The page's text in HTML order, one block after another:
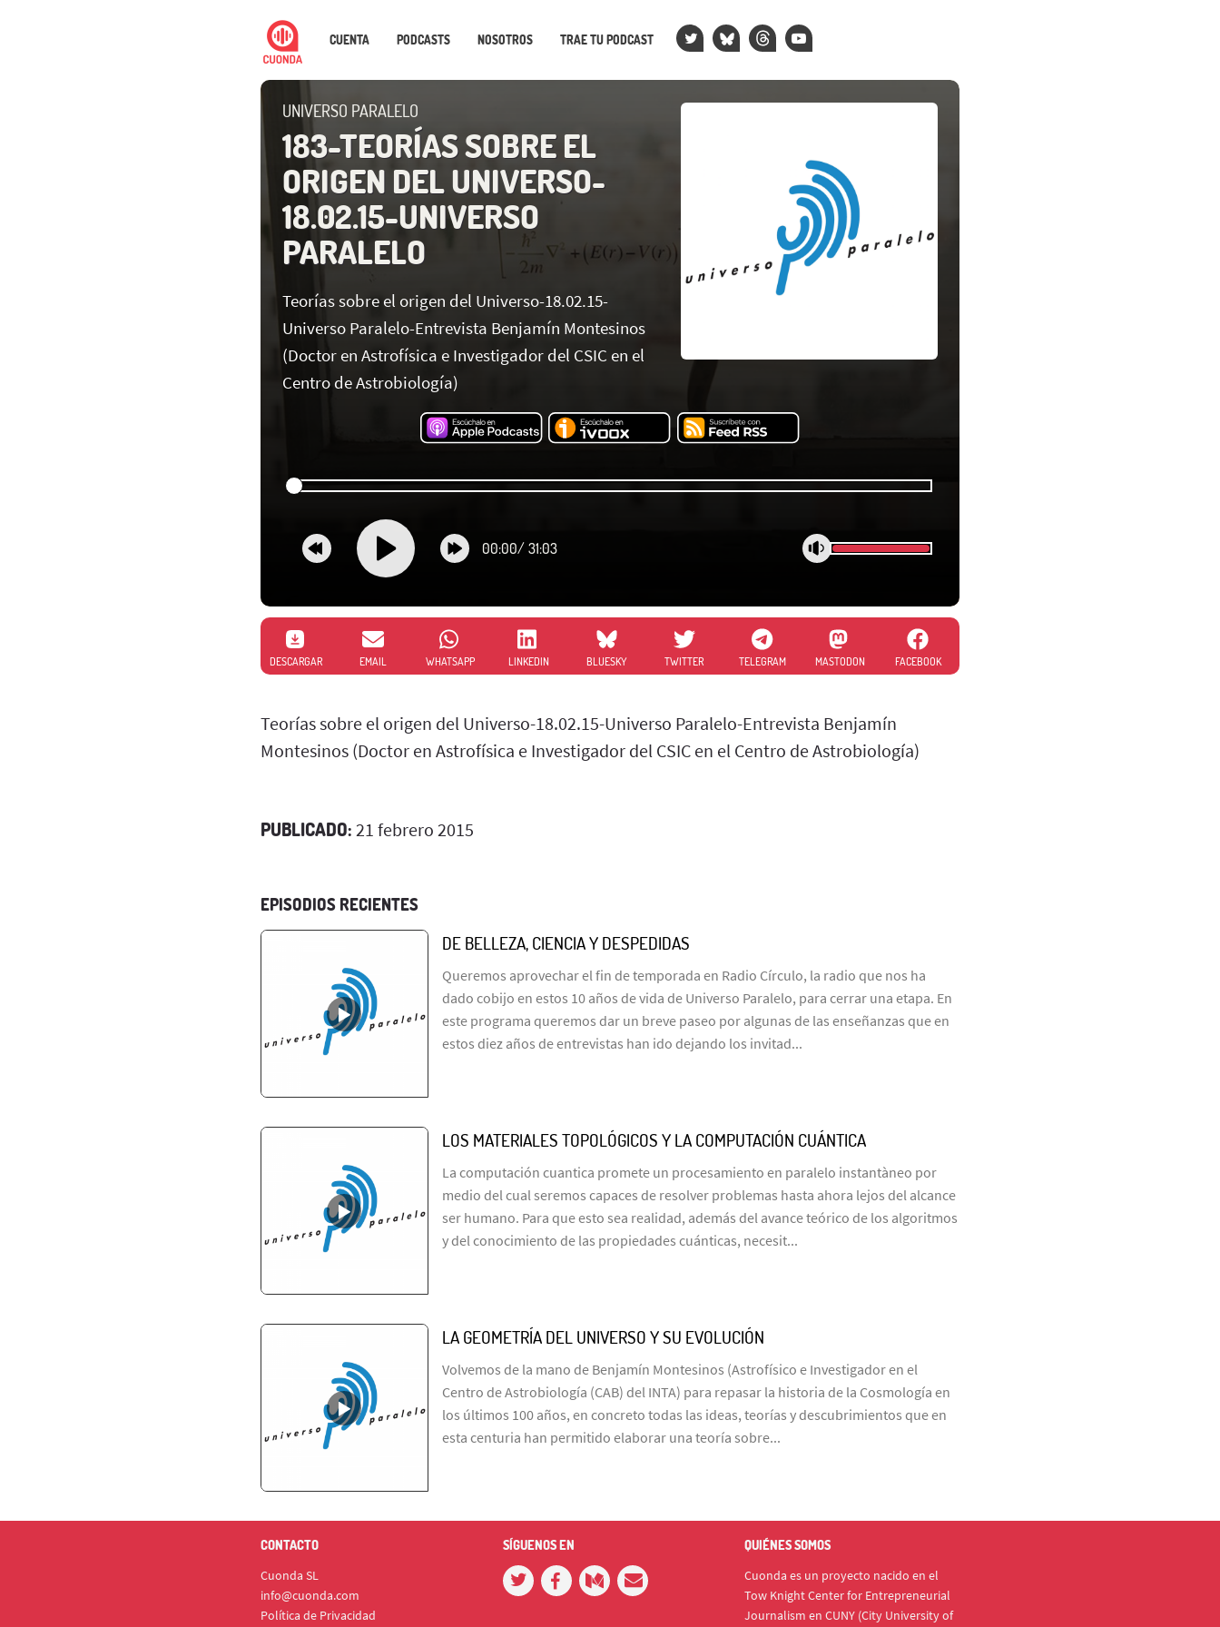
CUENTA PODCASTS NOSOTROS TRAE TU PODCAST
UNIVERSO PARALELO
183-TEORÍAS SOBRE EL
ORIGEN DEL UNIVERSO-
18.02.15-UNIVERSO
PARALELO
Teorías sobre el origen del Universo-18.02.15-
Universo Paralelo-Entrevista Benjamín Montesinos
(Doctor en Astrofísica e Investigador del CSIC en el
Centro de Astrobiología)
00:00/ 31:03
DESCARGAR EMAIL WHATSAPP LINKEDIN BLUESKY TWITTER TELEGRAM MASTODON FACEBOOK
Teorías sobre el origen del Universo-18.02.15-Universo Paralelo-Entrevista Benjamín
Montesinos (Doctor en Astrofísica e Investigador del CSIC en el Centro de Astrobiología)
PUBLICADO: 21 febrero 2015
EPISODIOS RECIENTES
DE BELLEZA, CIENCIA Y DESPEDIDAS
Queremos aprovechar el fin de temporada en Radio Círculo, la radio que nos ha
dado cobijo en estos 10 años de vida de Universo Paralelo, para cerrar una etapa. En
este programa queremos dar un breve paseo por algunas de las enseñanzas que en
estos diez años de entrevistas han ido dejando los invitad...
LOS MATERIALES TOPOLÓGICOS Y LA COMPUTACIÓN CUÁNTICA
La computación cuantica promete un procesamiento en paralelo instantàneo por
medio del cual seremos capaces de resolver problemas hasta ahora lejos del alcance
ser humano. Para que esto sea realidad, además del avance teórico de los algoritmos
y del conocimiento de las propiedades cuánticas, necesit...
LA GEOMETRÍA DEL UNIVERSO Y SU EVOLUCIÓN
Volvemos de la mano de Benjamín Montesinos (Astrofísico e Investigador en el
Centro de Astrobiología (CAB) del INTA) para repasar la historia de la Cosmología en
los últimos 100 años, en concreto todas las ideas, teorías y descubrimientos que en
esta centuria han permitido elaborar una teoría sobre...
CONTACTO
Cuonda SL
info@cuonda.com
Política de Privacidad
SÍGUENOS EN QUIÉNES SOMOS
Cuonda es un proyecto nacido en el
Tow Knight Center for Entrepreneurial
Journalism en CUNY (City University of